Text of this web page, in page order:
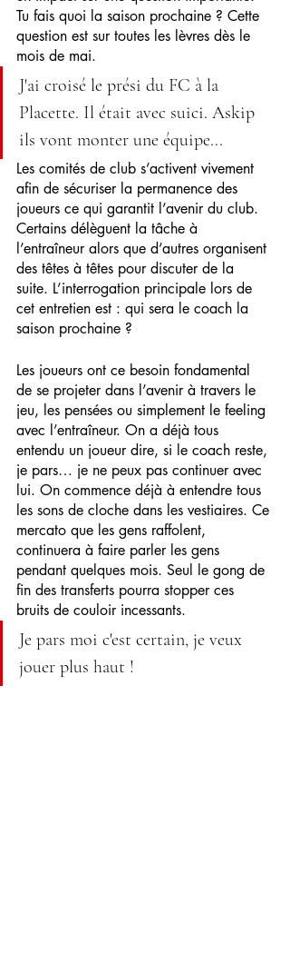
Tu fais quoi la saison prochaine ? Cette
question est sur toutes les lèvres dès le
mois de mai.
J'ai croisé le prési du FC à la
Placette. Il était avec suici. Askip
ils vont monter une équipe...
Les comités de club s’activent vivement
afin de sécuriser la permanence des
joueurs ce qui garantit l’avenir du club.
Certains délèguent la tâche à
l’entraîneur alors que d’autres organisent
des têtes à têtes pour discuter de la
suite. L’interrogation principale lors de
cet entretien est : qui sera le coach la
saison prochaine ?
Les joueurs ont ce besoin fondamental
de se projeter dans l’avenir à travers le
jeu, les pensées ou simplement le feeling
avec l’entraîneur. On a déjà tous
entendu un joueur dire, si le coach reste,
je pars… je ne peux pas continuer avec
lui. On commence déjà à entendre tous
les sons de cloche dans les vestiaires. Ce
mercato que les gens raffolent,
continuera à faire parler les gens
pendant quelques mois. Seul le gong de
fin des transferts pourra stopper ces
bruits de couloir incessants.
Je pars moi c'est certain, je veux
jouer plus haut !